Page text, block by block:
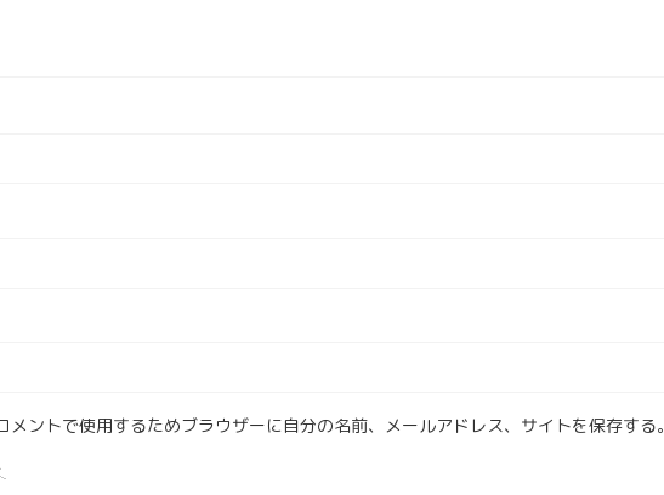
メントで使用するためブラウザーに自分の名前、メールアドレス、サイトを保存する。